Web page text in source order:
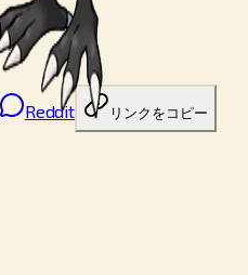
Reddit リンクをコピー